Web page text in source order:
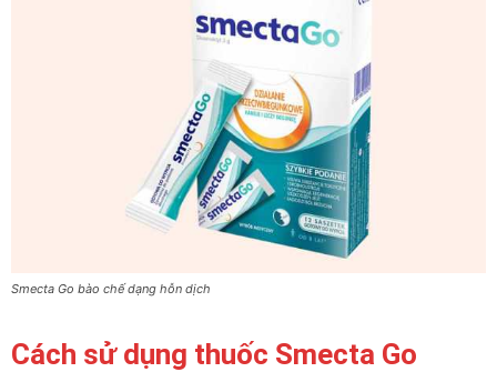
Smecta Go bào chế dạng hỗn dịch
Cách sử dụng thuốc Smecta Go